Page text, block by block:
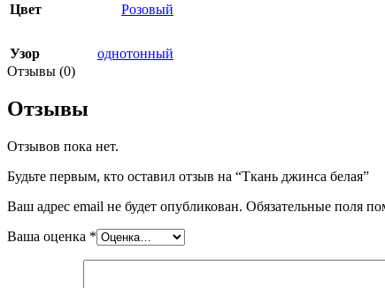
Цвет Розовый
Узор
однотонный
Отзывы (0)
Отзывы
Отзывов пока нет.
Будьте первым, кто оставил отзыв на “Ткань джинса белая”
Ваш адрес email не будет опубликован. Обязательные поля
Ваша оценка *